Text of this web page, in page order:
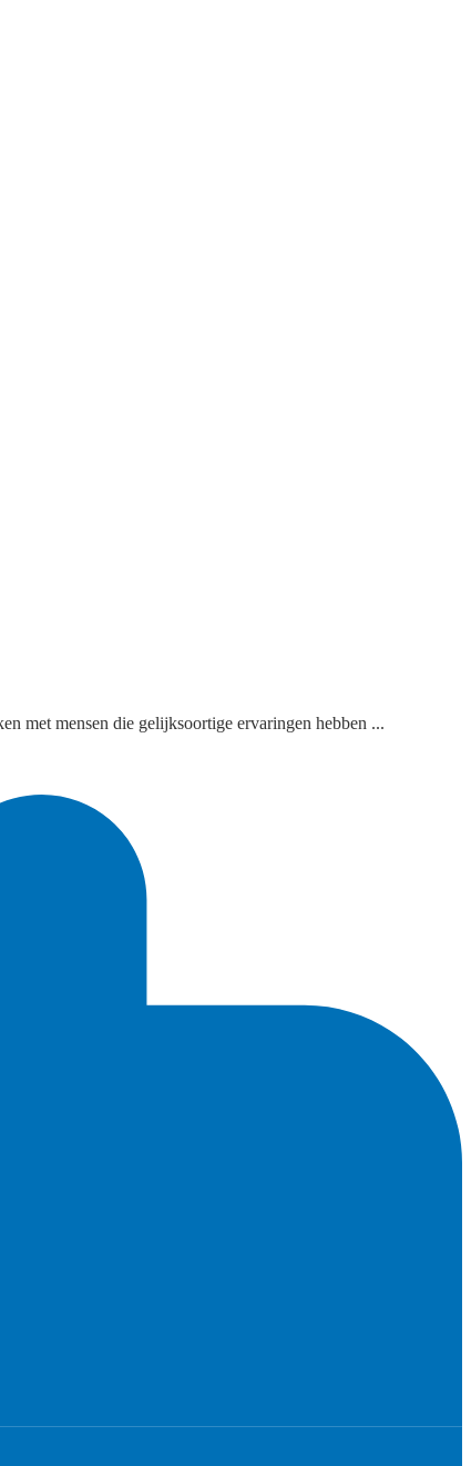
met mensen die gelijksoortige ervaringen hebben ...